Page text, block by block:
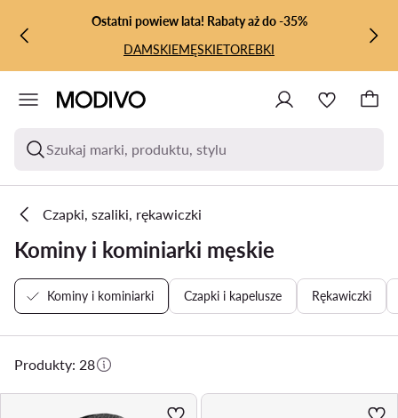
PRZEJDŹ DO GŁÓWNEJ ZAWARTOŚCI
PRZEJDŹ DO WYSZUKIWANIA
Ostatni powiew lata! Rabaty aż do -35%
DAMSKIEMĘSKIETOREBKI
Szukaj marki, produktu, stylu
Czapki, szaliki, rękawiczki
Kominy i kominiarki męskie
Kominy i kominiarki Czapki i kapelusze Rękawiczki
Produkty: 28